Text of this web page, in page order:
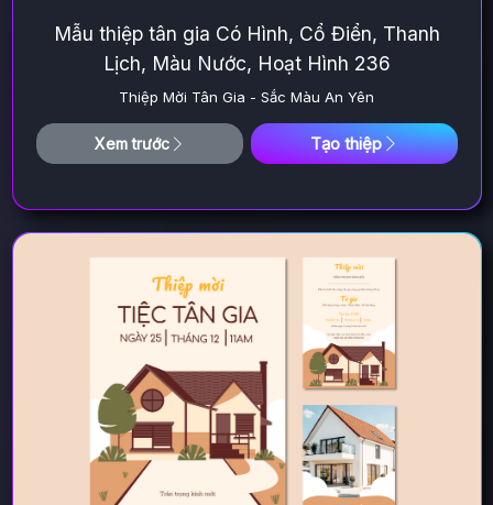
Mẫu thiệp tân gia Có Hình, Cổ Điển, Thanh
Lịch, Màu Nước, Hoạt Hình 236
Thiệp Mời Tân Gia - Sắc Màu An Yên
Xem trước Tạo thiệp